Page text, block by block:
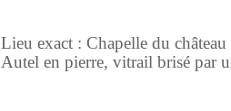
Lieu exact : Chapelle du
Autel en pierre, vitrail brisé par